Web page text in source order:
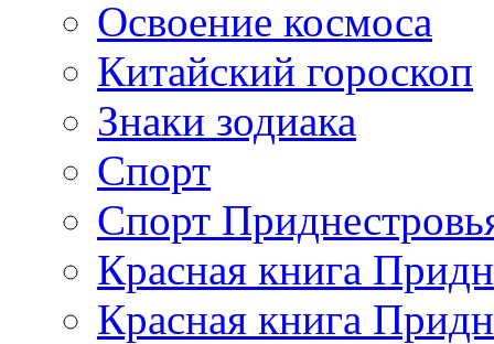
Освоение космоса
Китайский гороскоп
Знаки зодиака
Спорт
Спорт
Красная книга
Красная книга